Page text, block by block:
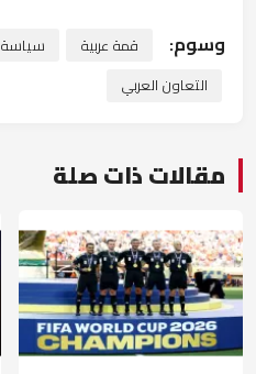
وسوم: قمة عربية سياسة
التعاون العربي
مقالات ذات صلة